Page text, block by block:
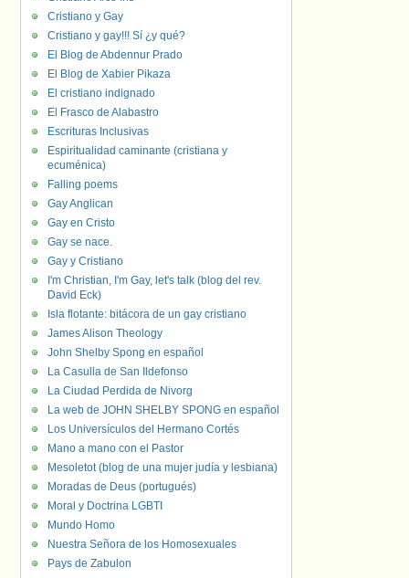
Cristiano y Gay
Cristiano y gay!!! Sí ¿y qué?
El Blog de Abdennur Prado
El Blog de Xabier Pikaza
El cristiano indignado
El Frasco de Alabastro
Escrituras Inclusivas
Espiritualidad caminante (cristiana y
ecuménica)
Falling poems
Gay Anglican
Gay en Cristo
Gay se nace.
Gay y Cristiano
I'm Christian, I'm Gay, let's talk (blog del rev.
David Eck)
Isla flotante: bitácora de un gay cristiano
James Alison Theology
John Shelby Spong en español
La Casulla de San Ildefonso
La Ciudad Perdida de Nivorg
La web de JOHN SHELBY SPONG en español
Los Universículos del Hermano Cortés
Mano a mano con el Pastor
Mesoletot (blog de una mujer judía y lesbiana)
Moradas de Deus (portugués)
Moral y Doctrina LGBTI
Mundo Homo
Nuestra Señora de los Homosexuales
Pays de Zabulon